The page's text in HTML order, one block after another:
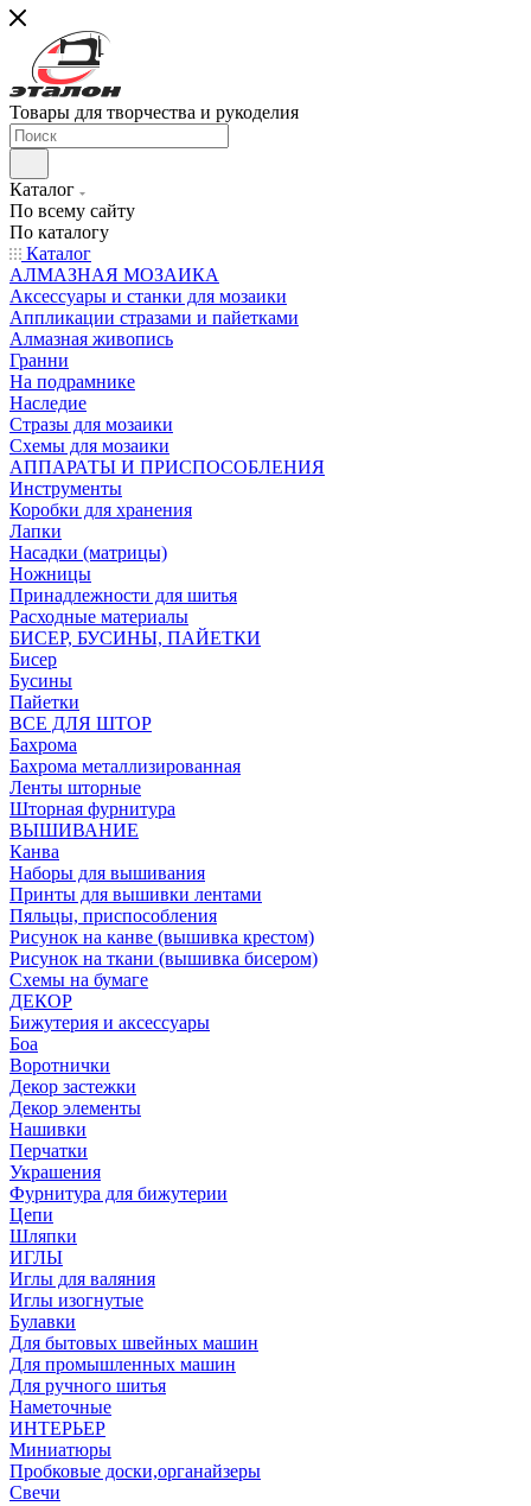
Товары для творчества и рукоделия
Каталог
По всему сайту
По каталогу
Каталог
АЛМАЗНАЯ МОЗАИКА
Аксессуары и станки для мозаики
Аппликации стразами и пайетками
Алмазная живопись
Гранни
На подрамнике
Наследие
Стразы для мозаики
Схемы для мозаики
АППАРАТЫ И ПРИСПОСОБЛЕНИЯ
Инструменты
Коробки для хранения
Лапки
Насадки (матрицы)
Ножницы
Принадлежности для шитья
Расходные материалы
БИСЕР, БУСИНЫ, ПАЙЕТКИ
Бисер
Бусины
Пайетки
ВСЕ ДЛЯ ШТОР
Бахрома
Бахрома металлизированная
Ленты шторные
Шторная фурнитура
ВЫШИВАНИЕ
Канва
Наборы для вышивания
Принты для вышивки лентами
Пяльцы, приспособления
Рисунок на канве (вышивка крестом)
Рисунок на ткани (вышивка бисером)
Схемы на бумаге
ДЕКОР
Бижутерия и аксессуары
Боа
Воротнички
Декор застежки
Декор элементы
Нашивки
Перчатки
Украшения
Фурнитура для бижутерии
Цепи
Шляпки
ИГЛЫ
Иглы для валяния
Иглы изогнутые
Булавки
Для бытовых швейных машин
Для промышленных машин
Для ручного шитья
Наметочные
ИНТЕРЬЕР
Миниатюры
Пробковые доски,органайзеры
Свечи